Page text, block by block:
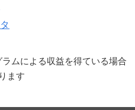
ムによる収益を得ている場合
ます